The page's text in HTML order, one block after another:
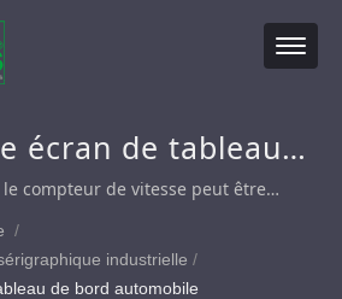
écran de tableau
une solution
pour la console
de
compteur de vitesse peut être
/
industrielle /
de bord automobile